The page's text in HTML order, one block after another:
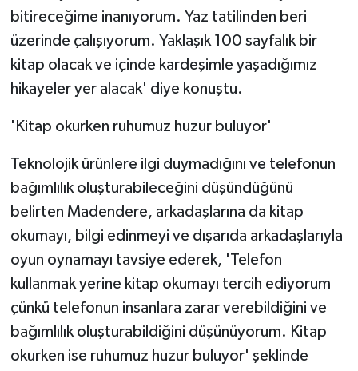
bitireceğime inanıyorum. Yaz tatilinden beri
üzerinde çalışıyorum. Yaklaşık 100 sayfalık bir
kitap olacak ve içinde kardeşimle yaşadığımız
hikayeler yer alacak' diye konuştu.
'Kitap okurken ruhumuz huzur buluyor'
Teknolojik ürünlere ilgi duymadığını ve telefonun
bağımlılık oluşturabileceğini düşündüğünü
belirten Madendere, arkadaşlarına da kitap
okumayı, bilgi edinmeyi ve dışarıda arkadaşlarıyla
oyun oynamayı tavsiye ederek, 'Telefon
kullanmak yerine kitap okumayı tercih ediyorum
çünkü telefonun insanlara zarar verebildiğini ve
bağımlılık oluşturabildiğini düşünüyorum. Kitap
okurken ise ruhumuz huzur buluyor' şeklinde